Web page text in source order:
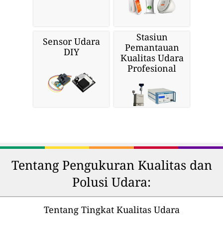
Sensor Udara
DIY
Stasiun
Pemantauan
Kualitas Udara
Profesional
Tentang Pengukuran Kualitas dan
Polusi Udara:
Tentang Tingkat Kualitas Udara